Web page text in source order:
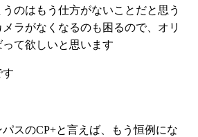
のはもう仕方がないことだと思う
ラがなくなるのも困るので、オリ
て欲しいと思います
す
スのCP+と言えば、
もう恒例にな